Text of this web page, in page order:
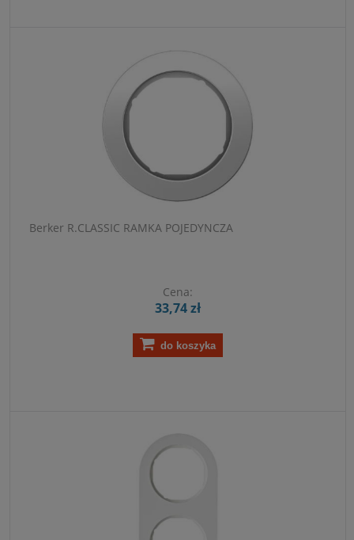
Berker R.CLASSIC RAMKA POJEDYNCZA
Cena:
33,74 zł
do koszyka